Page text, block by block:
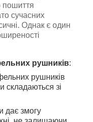
пошиття
сучасних
Однак є один
рушників:
рушників
складаються зі
дає змогу